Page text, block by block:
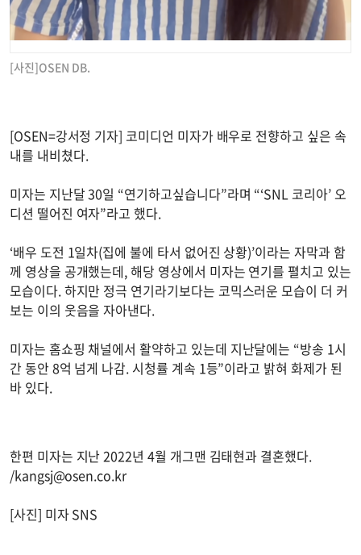
[사진]OSEN DB.
[OSEN=강서정 기자] 코미디언 미자가 배우로 전향하고 싶은 속
내를 내비쳤다.
미자는 지난달 30일 “연기하고싶습니다”라며 “‘SNL 코리아’ 오
디션 떨어진 여자”라고 했다.
‘배우 도전 1일차(집에 불에 타서 없어진 상황)’이라는 자막과 함
께 영상을 공개했는데, 해당 영상에서 미자는 연기를 펼치고 있는
모습이다. 하지만 정극 연기라기보다는 코믹스러운 모습이 더 커
보는 이의 웃음을 자아낸다.
미자는 홈쇼핑 채널에서 활약하고 있는데 지난달에는 “방송 1시
간 동안 8억 넘게 나감. 시청률 계속 1등”이라고 밝혀 화제가 된
바 있다.
한편 미자는 지난 2022년 4월 개그맨 김태현과 결혼했다.
/kangsj@osen.co.kr
[사진] 미자 SNS